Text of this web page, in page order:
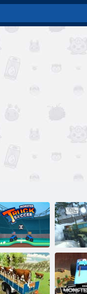
לגרודכ תיאשמ
תצלפמ
ןעטמ